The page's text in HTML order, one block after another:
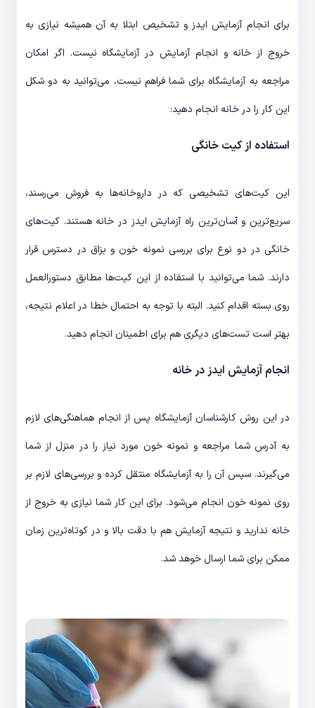
برای انجام آزمایش ایدز و تشخیص ابتلا به آن همیشه نیازی به
خروج از خانه و انجام آزمایش در آزمایشگاه نیست. اگر امکان
مراجعه به آزمایشگاه برای شما فراهم نیست، می‌توانید به دو شکل
این کار را در خانه انجام دهید:
استفاده از کیت خانگی
این کیت‌های تشخیصی که در داروخانه‌ها به فروش می‌رسند،
سریع‌ترین و آسان‌ترین راه آزمایش ایدز در خانه هستند. کیت‌های
خانگی در دو نوع برای بررسی نمونه خون و بزاق در دسترس قرار
دارند. شما می‌توانید با استفاده از این کیت‌ها مطابق دستورالعمل
روی بسته اقدام کنید. البته با توجه به احتمال خطا در اعلام نتیجه،
بهتر است تست‌های دیگری هم برای اطمینان انجام دهید.
انجام آزمایش ایدز در خانه
در این روش کارشناسان آزمایشگاه پس از انجام هماهنگی‌های لازم
به آدرس شما مراجعه و نمونه خون مورد نیاز را در منزل از شما
می‌گیرند. سپس آن را به آزمایشگاه منتقل کرده و بررسی‌های لازم بر
روی نمونه خون انجام می‌شود. برای این کار شما نیازی به خروج از
خانه ندارید و نتیجه آزمایش هم با دقت بالا و در کوتاه‌ترین زمان
ممکن برای شما ارسال خوهد شد.